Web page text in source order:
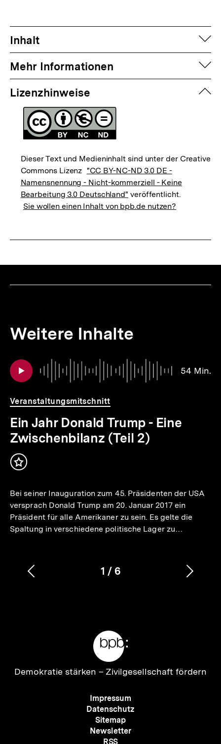
Inhalt
Mehr Informationen
Lizenzhinweise
Dieser Text und Medieninhalt sind unter der Creative
Commons Lizenz "CC BY-NC-ND 3.0 DE -
Namensnennung - Nicht-kommerziell - Keine
Bearbeitung 3.0 Deutschland" veröffentlicht.
Sie wollen einen Inhalt von bpb.de nutzen?
Weitere Inhalte
Inhaltskarousell
für
weitere
Inhaltskarussell
überspringen
54 Min.
Veranstaltungsmitschnitt
Ein Jahr Donald Trump - Eine
Zwischenbilanz (Teil 2)
Inhalt
Bei seiner Inauguration zum 45. Präsidenten der USA
versprach Donald Trump am 20. Januar 2017 ein
Präsident für alle Amerikaner zu sein. Es gelte die
Spaltung in verschiedene politische Lager zu…
Karussellinhalt
1
von
/ 6
Vorherigen
Zur
Demokratie stärken – Zivilgesellschaft fördern
Meta-
Navigation
Impressum
Datenschutz
Sitemap
Newsletter
RSS